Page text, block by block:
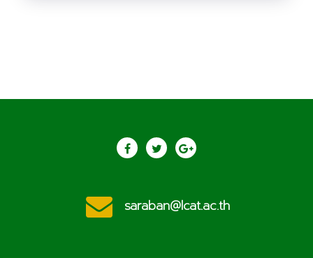
saraban@lcat.ac.th